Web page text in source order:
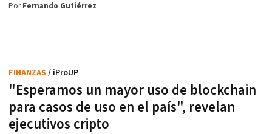
PorFernando Gutiérrez
"Esperamos un mayor uso de blockchain
para casos de uso en el país", revelan
ejecutivos cripto
FINANZAS / iProUP